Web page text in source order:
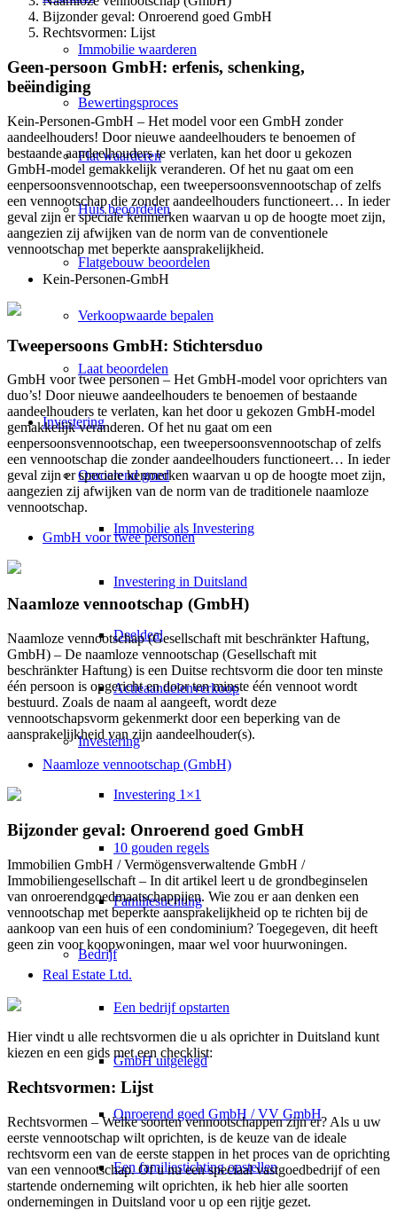
Immobilie waarderen
Bewertingsproces
Flat waarderen
Huis beoordelen
Flatgebouw beoordelen
Verkoopwaarde bepalen
Laat beoordelen
Investering
Onroerend goed
Immobilie als Investering
Investering in Duitsland
Deeldeal
Actieaandelenverkoop
Investering
Investering 1×1
10 gouden regels
Familiestichting
Bedrijf
Een bedrijf opstarten
GmbH uitgelegd
Onroerend goed GmbH / VV GmbH
Een familiestichting opstellen
Bijzonder geval: Onroerend goed GmbH
Rechtsvormen: Lijst
Geen-persoon GmbH: erfenis, schenking,
beëindiging
Kein-Personen-GmbH – Het model voor een GmbH zonder
aandeelhouders! Door nieuwe aandeelhouders te benoemen of
bestaande aandeelhouders te verlaten, kan het door u gekozen
GmbH-model gemakkelijk veranderen. Of het nu gaat om een
eenpersoonsvennootschap, een tweepersoonsvennootschap of zelfs
een vennootschap die zonder aandeelhouders functioneert… In ieder
geval zijn er speciale kenmerken waarvan u op de hoogte moet zijn,
aangezien zij afwijken van de norm van de conventionele
vennootschap met beperkte aansprakelijkheid.
Kein-Personen-GmbH
Tweepersoons GmbH: Stichtersduo
GmbH voor twee personen – Het GmbH-model voor oprichters van
duo’s! Door nieuwe aandeelhouders te benoemen of bestaande
aandeelhouders te verlaten, kan het door u gekozen GmbH-model
gemakkelijk veranderen. Of het nu gaat om een
eenpersoonsvennootschap, een tweepersoonsvennootschap of zelfs
een vennootschap die zonder aandeelhouders functioneert… In ieder
geval zijn er speciale kenmerken waarvan u op de hoogte moet zijn,
aangezien zij afwijken van de norm van de traditionele naamloze
vennootschap.
GmbH voor twee personen
Naamloze vennootschap (GmbH)
Naamloze vennootschap (Gesellschaft mit beschränkter Haftung,
GmbH) – De naamloze vennootschap (Gesellschaft mit
beschränkter Haftung) is een Duitse rechtsvorm die door ten minste
één persoon is opgericht en door ten minste één vennoot wordt
bestuurd. Zoals de naam al aangeeft, wordt deze
vennootschapsvorm gekenmerkt door een beperking van de
aansprakelijkheid van zijn aandeelhouder(s).
Naamloze vennootschap (GmbH)
Bijzonder geval: Onroerend goed GmbH
Immobilien GmbH / Vermögensverwaltende GmbH /
Immobiliengesellschaft – In dit artikel leert u de grondbeginselen
van onroerendgoedmaatschappijen. Wie zou er aan denken een
vennootschap met beperkte aansprakelijkheid op te richten bij de
aankoop van een huis of een condominium? Toegegeven, dit heeft
geen zin voor koopwoningen, maar wel voor huurwoningen.
Real Estate Ltd.
Hier vindt u alle rechtsvormen die u als oprichter in Duitsland kunt
kiezen en een gids met een checklist:
Rechtsvormen: Lijst
Rechtsvormen – Welke soorten vennootschappen zijn er? Als u uw
eerste vennootschap wilt oprichten, is de keuze van de ideale
rechtsvorm een van de eerste stappen in het proces van de oprichting
van een vennootschap. Of u nu een speciaal vastgoedbedrijf of een
startende onderneming wilt oprichten, ik heb hier alle soorten
ondernemingen in Duitsland voor u op een rijtje gezet.